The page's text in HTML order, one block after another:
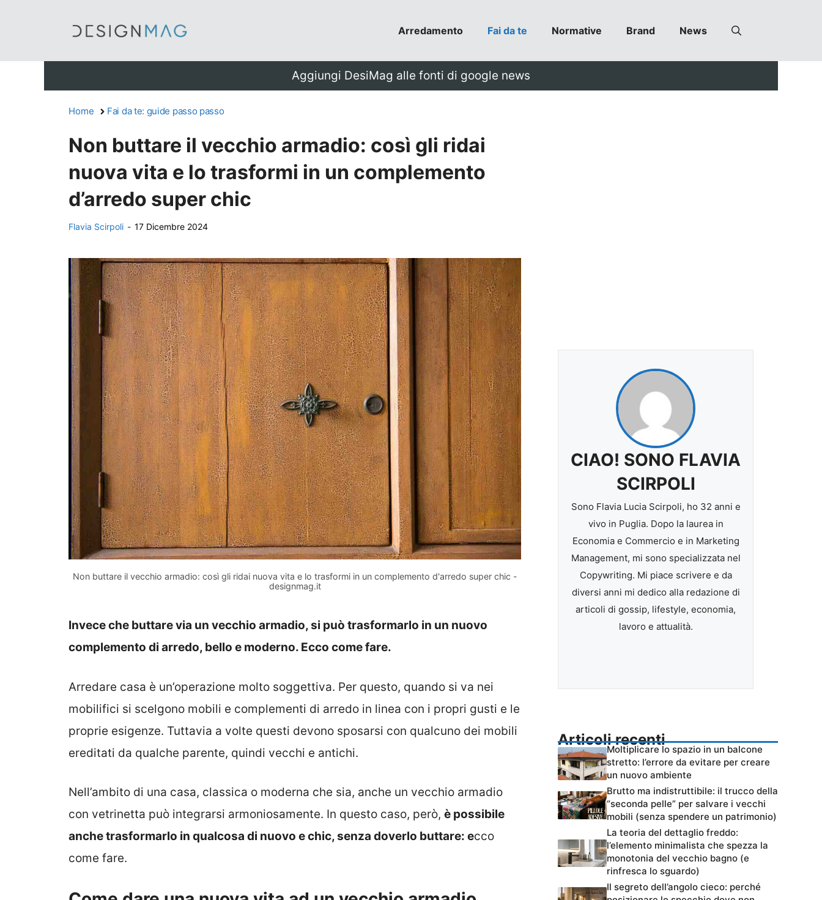
Arredamento Fai da te Normative Brand News
Aggiungi DesiMag alle fonti di google news
Home Fai da te: guide passo passo
Non buttare il vecchio armadio: così gli ridai
nuova vita e lo trasformi in un complemento
d’arredo super chic
Flavia Scirpoli - 17 Dicembre 2024
Non buttare il vecchio armadio: così gli ridai nuova vita e lo trasformi in un complemento d'arredo super chic -
designmag.it
Invece che buttare via un vecchio armadio, si può trasformarlo in un nuovo
complemento di arredo, bello e moderno. Ecco come fare.
Arredare casa è un’operazione molto soggettiva. Per questo, quando si va nei
mobilifici si scelgono mobili e complementi di arredo in linea con i propri gusti e le
proprie esigenze. Tuttavia a volte questi devono sposarsi con qualcuno dei mobili
ereditati da qualche parente, quindi vecchi e antichi.
Nell’ambito di una casa, classica o moderna che sia, anche un vecchio armadio
con vetrinetta può integrarsi armoniosamente. In questo caso, però, è possibile
anche trasformarlo in qualcosa di nuovo e chic, senza doverlo buttare: ecco
come fare.
CIAO! SONO FLAVIA
SCIRPOLI
Sono Flavia Lucia Scirpoli, ho 32 anni e
vivo in Puglia. Dopo la laurea in
Economia e Commercio e in Marketing
Management, mi sono specializzata nel
Copywriting. Mi piace scrivere e da
diversi anni mi dedico alla redazione di
articoli di gossip, lifestyle, economia,
lavoro e attualità.
Articoli recenti
Moltiplicare lo spazio in un balcone
stretto: l’errore da evitare per creare
un nuovo ambiente
Brutto ma indistruttibile: il trucco della
“seconda pelle” per salvare i vecchi
mobili (senza spendere un patrimonio)
La teoria del dettaglio freddo:
l’elemento minimalista che spezza la
monotonia del vecchio bagno (e
rinfresca lo sguardo)
Il segreto dell’angolo cieco: perché